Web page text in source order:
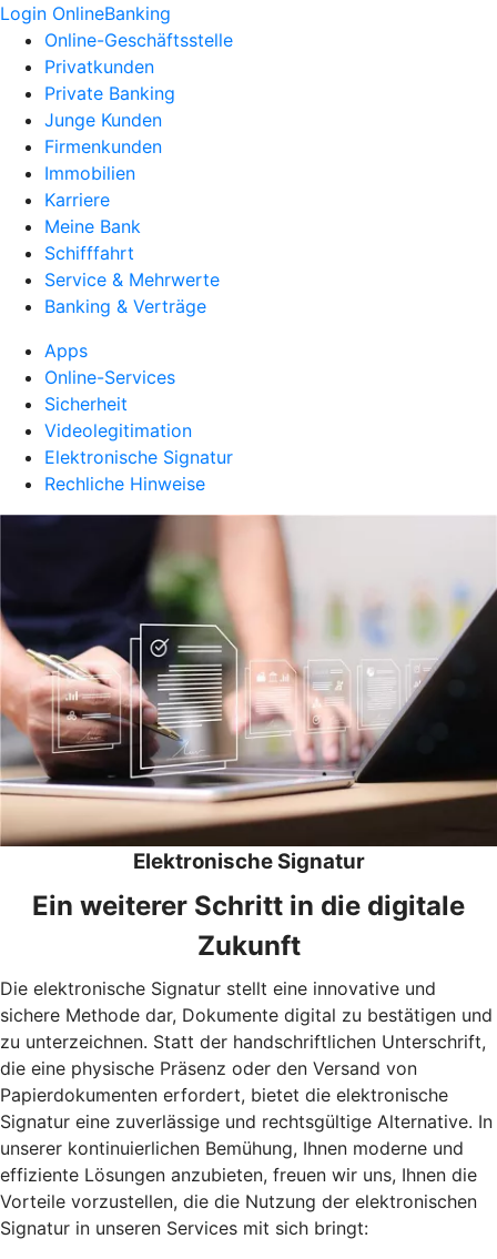
Login OnlineBanking
Online-Geschäftsstelle
Privatkunden
Private Banking
Junge Kunden
Firmenkunden
Immobilien
Karriere
Meine Bank
Schifffahrt
Service & Mehrwerte
Banking & Verträge
Apps
Online-Services
Sicherheit
Videolegitimation
Elektronische Signatur
Rechliche Hinweise
Elektronische Signatur
Ein weiterer Schritt in die digitale
Zukunft
Die elektronische Signatur stellt eine innovative und
sichere Methode dar, Dokumente digital zu bestätigen und
zu unterzeichnen. Statt der handschriftlichen Unterschrift,
die eine physische Präsenz oder den Versand von
Papierdokumenten erfordert, bietet die elektronische
Signatur eine zuverlässige und rechtsgültige Alternative. In
unserer kontinuierlichen Bemühung, Ihnen moderne und
effiziente Lösungen anzubieten, freuen wir uns, Ihnen die
Vorteile vorzustellen, die die Nutzung der elektronischen
Signatur in unseren Services mit sich bringt: